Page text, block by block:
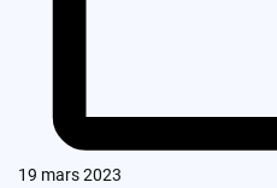
19 mars 2023